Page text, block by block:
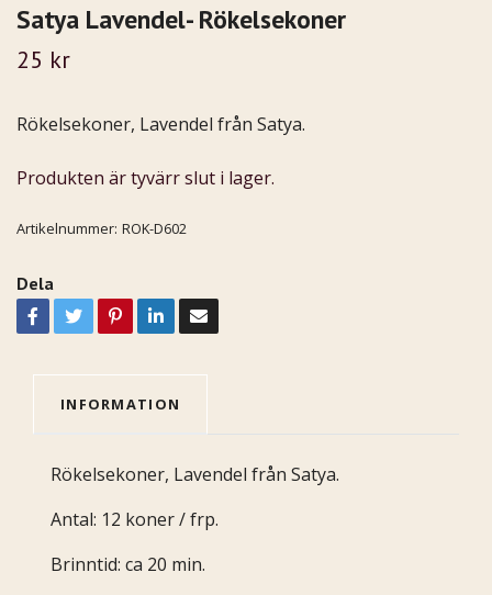
Satya Lavendel- Rökelsekoner
25 kr
Rökelsekoner, Lavendel från Satya.
Produkten är tyvärr slut i lager.
Artikelnummer: ROK-D602
Dela
INFORMATION
Rökelsekoner, Lavendel från Satya.
Antal: 12 koner / frp.
Brinntid: ca 20 min.